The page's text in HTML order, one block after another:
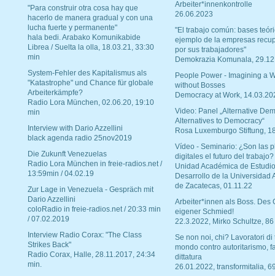
"Para construir otra cosa hay que
hacerlo de manera gradual y con una
lucha fuerte y permanente"
hala bedi. Arabako Komunikabide
Librea / Suelta la olla, 18.03.21, 33:30
min
System-Fehler des Kapitalismus als
"Katastrophe" und Chance für globale
Arbeiterkämpfe?
Radio Lora München, 02.06.20, 19:10
min
Interview with Dario Azzellini
black agenda radio 25nov2019
Die Zukunft Venezuelas
Radio Lora München in freie-radios.net /
13:59min / 04.02.19
Zur Lage in Venezuela - Gespräch mit
Dario Azzellini
coloRadio in freie-radios.net / 20:33 min
/ 07.02.2019
Interview Radio Corax: "The Class
Strikes Back"
Radio Corax, Halle, 28.11.2017, 24:34
min.
Arbeiter*innenkontrolle
26.06.2023
"El trabajo común: bases
ejemplo de la empresas
por sus trabajadores"
Demokrazia Komunala,
People Power - Imagining a
without Bosses
Democracy at Work,
Video: Panel „Alternative
Alternatives to Democracy“
Rosa Luxemburgo Stiftung,
Vídeo - Seminario: ¿Son las
digitales el futuro del trabajo?
Unidad Académica de
Desarrollo de la Universidad
de Zacatecas, 01.11.22
Arbeiter*innen als Boss. Des
eigener Schmied!
22.3.2022, Mirko Schultze, 86
Se non noi, chi? Lavoratori di
mondo contro autoritarismo,
dittatura
26.01.2022, transformitalia,